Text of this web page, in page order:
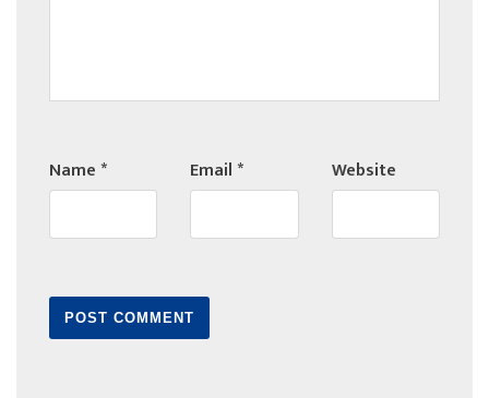
Name* Email* Website